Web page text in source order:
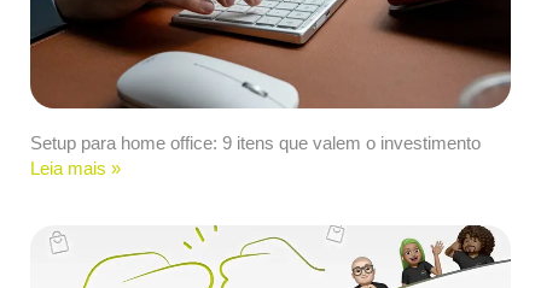
Setup para home office: 9 itens que valem o investimento
Leia mais »